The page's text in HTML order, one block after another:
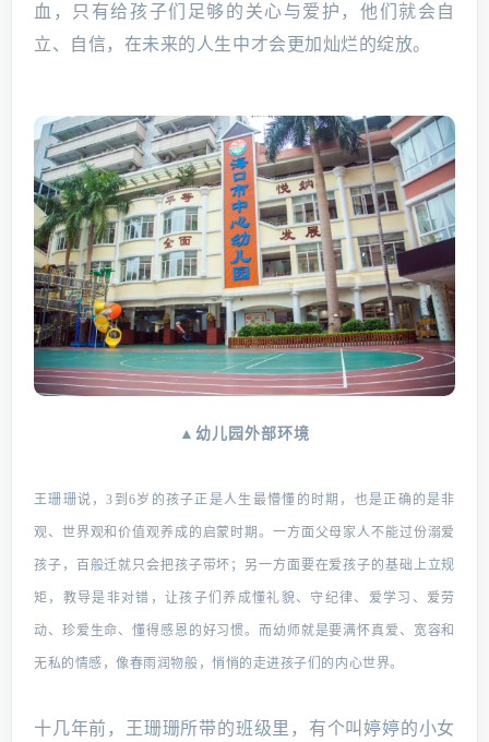
血，只有给孩子们足够的关心与爱护，他们就会自
立、自信，在未来的人生中才会更加灿烂的绽放。
▲幼儿园外部环境
王珊珊说，3到6岁的孩子正是人生最懵懂的时期，也是正确的是非
观、世界观和价值观养成的启蒙时期。 一方面父母家人不能过份溺爱
孩子，百般迁就只会把孩子带坏； 另一方面要在爱孩子的基础上立规
矩，教导是非对错，让孩子们养成懂礼貌、守纪律、爱学习、爱劳
动、珍爱生命、懂得感恩的好习惯。 而幼师就是要满怀真爱、宽容和
无私的情感，像春雨润物般，悄悄的走进孩子们的内心世界。
十几年前，王珊珊所带的班级里，有个叫婷婷的小女